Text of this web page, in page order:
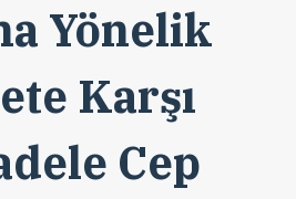
Yönelik
Karşı
Cep